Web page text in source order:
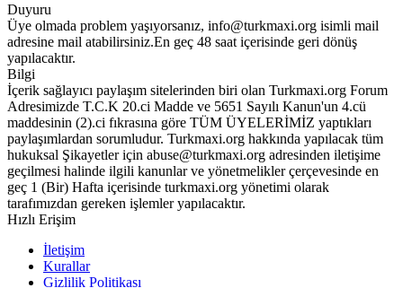
Duyuru
Üye olmada problem yaşıyorsanız, info@turkmaxi.org isimli mail
adresine mail atabilirsiniz.En geç 48 saat içerisinde geri dönüş
yapılacaktır.
Bilgi
İçerik sağlayıcı paylaşım sitelerinden biri olan Turkmaxi.org Forum
Adresimizde T.C.K 20.ci Madde ve 5651 Sayılı Kanun'un 4.cü
maddesinin (2).ci fıkrasına göre TÜM ÜYELERİMİZ yaptıkları
paylaşımlardan sorumludur. Turkmaxi.org hakkında yapılacak tüm
hukuksal Şikayetler için abuse@turkmaxi.org adresinden iletişime
geçilmesi halinde ilgili kanunlar ve yönetmelikler çerçevesinde en
geç 1 (Bir) Hafta içerisinde turkmaxi.org yönetimi olarak
tarafımızdan gereken işlemler yapılacaktır.
Hızlı Erişim
İletişim
Kurallar
Gizlilik Politikası